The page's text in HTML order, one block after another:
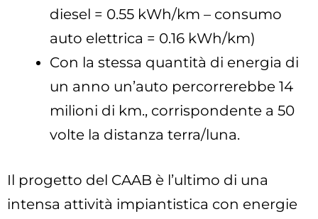
diesel = 0.55 kWh/km – consumo
auto elettrica = 0.16 kWh/km)
Con la stessa quantità di energia di
un anno un’auto percorrerebbe 14
milioni di km., corrispondente a 50
volte la distanza terra/luna.
Il progetto del CAAB è l’ultimo di una
intensa attività impiantistica con energie